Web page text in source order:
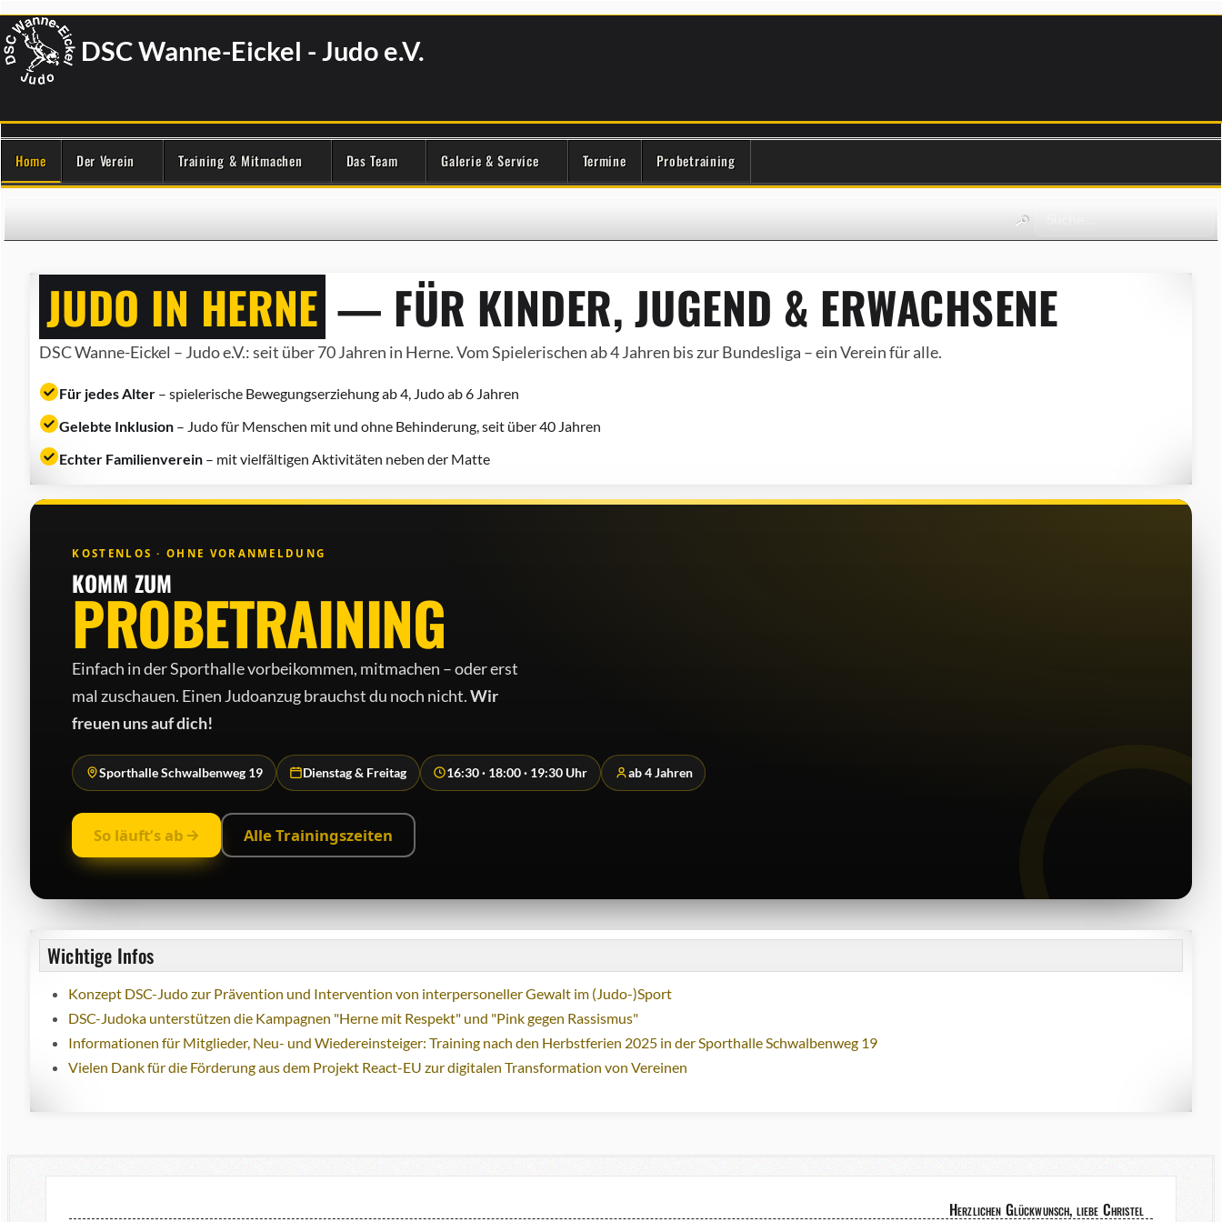
DSC Wanne-Eickel - Judo e.V.
Home Der Verein Training & Mitmachen Das Team Galerie & Service Termine Probetraining
JUDO IN HERNE — FÜR KINDER, JUGEND & ERWACHSENE
DSC Wanne-Eickel – Judo e.V.: seit über 70 Jahren in Herne. Vom Spielerischen ab 4 Jahren bis zur Bundesliga – ein Verein für alle.
Für jedes Alter – spielerische Bewegungserziehung ab 4, Judo ab 6 Jahren
Gelebte Inklusion – Judo für Menschen mit und ohne Behinderung, seit über 40 Jahren
Echter Familienverein – mit vielfältigen Aktivitäten neben der Matte
KOSTENLOS · OHNE VORANMELDUNG
KOMM ZUM
PROBETRAINING
Einfach in der Sporthalle vorbeikommen, mitmachen – oder erst
mal zuschauen. Einen Judo­anzug brauchst du noch nicht.Wir
freuen uns auf dich!
Sporthalle Schwalbenweg 19 Dienstag & Freitag 16:30 · 18:00 · 19:30 Uhr ab 4 Jahren
So läuft’s ab Alle Trainingszeiten
Wichtige Infos
Konzept DSC-Judo zur Prävention und Intervention von interpersoneller Gewalt im (Judo-)Sport
DSC-Judoka unterstützen die Kampagnen "Herne mit Respekt" und "Pink gegen Rassismus"
Informationen für Mitglieder, Neu- und Wiedereinsteiger: Training nach den Herbstferien 2025 in der Sporthalle Schwalbenweg 19
Vielen Dank für die Förderung aus dem Projekt React-EU zur digitalen Transformation von Vereinen
Herzlichen Glückwunsch, liebe Christel